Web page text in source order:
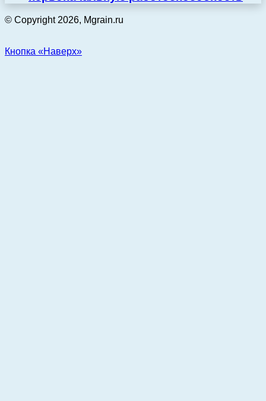
© Copyright 2026, Mgrain.ru
Кнопка «Наверх»